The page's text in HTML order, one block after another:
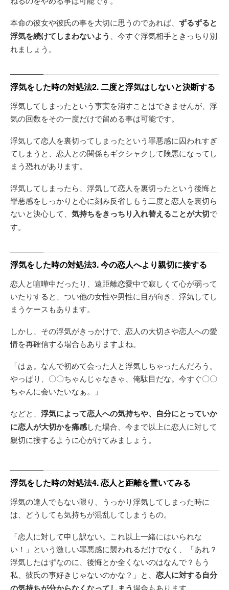
本命の彼女や彼氏の事を大切に思うのであれば、 ずるずると
浮気を続けてしまわないよう
、今すぐ浮気相手ときっちり別
れましょう。
浮気をした時の対処法2. 二度と浮気はしないと決断する
浮気してしまったという事実を消すことはできませんが、浮
気の回数をその一度だけで留める事は可能です。
浮気して恋人を裏切ってしまったという罪悪感に囚われすぎ
てしまうと、恋人との関係もギクシャクして険悪になってし
まう恐れがあります。
浮気してしまったら、浮気して恋人を裏切ったという後悔と
罪悪感をしっかりと心に刻み反省しもう二度と恋人を裏切ら
ないと決心して、 気持ちをきっちり入れ替えることが大切で
す。
浮気をした時の対処法3. 今の恋人へより親切に接する
恋人と喧嘩中だったり、遠距離恋愛中で寂しくて心が弱って
いたりすると、つい他の女性や男性に目が向き、浮気してし
まうケースもあります。
しかし、その浮気がきっかけで、恋人の大切さや恋人への愛
情を再確信する場合もありますよね。
「はぁ。なんで初めて会った人と浮気しちゃったんだろう。
やっぱり、〇〇ちゃんじゃなきゃ、俺駄目だな。今すぐ〇〇
ちゃんに会いたいなぁ。」
などと、 浮気によって恋人への気持ちや、自分にとっていか
に恋人が大切かを痛感した場合、今まで以上に恋人に対して
親切に接するように心がけてみましょう。
浮気をした時の対処法4. 恋人と距離を置いてみる
浮気の達人でもない限り、うっかり浮気してしまった時に
は、どうしても気持ちが混乱してしまうもの。
「恋人に対して申し訳ない。これ以上一緒にはいられな
い！」という激しい罪悪感に襲われるだけでなく、「あれ？
浮気したはずなのに、後悔とか全くないのはなんで？もう
私、彼氏の事好きじゃないのかな？」と、 恋人に対する自分
の気持ちが分からなくなってしまう場合もあります。